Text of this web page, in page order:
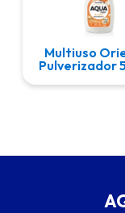
Multiuso
Pulverizador